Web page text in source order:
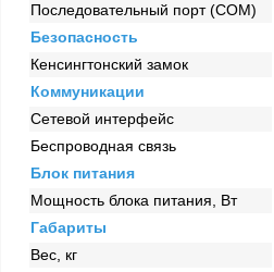
Последовательный порт (COM)
Безопасность
Кенсингтонский замок
Коммуникации
Сетевой интерфейс
Беспроводная связь
Блок питания
Мощность блока питания, Вт
Габариты
Вес, кг